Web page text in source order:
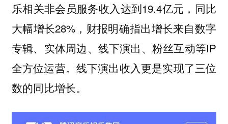
乐相关非会员服务收入达到19.4亿元，同比
大幅增长28%，财报明确指出增长来自数字
专辑、实体周边、线下演出、粉丝互动等IP
全方位运营。线下演出收入更是实现了三位
数的同比增长。